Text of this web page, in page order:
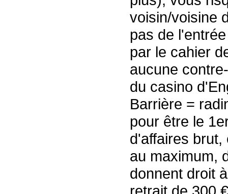
voisin/voisine
pas de
par le cahier
aucune
du casino
Barrière =
pour être le
d'affaires
au maximum,
donnent droit